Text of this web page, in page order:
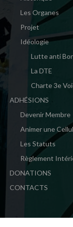
Les Organes
Projet
Idéologie
Lutte anti
La DTE
Charte 3e
ADHÉSIONS
Devenir Membre
Animer une
Les Statuts
Règlement
DONATIONS
CONTACTS